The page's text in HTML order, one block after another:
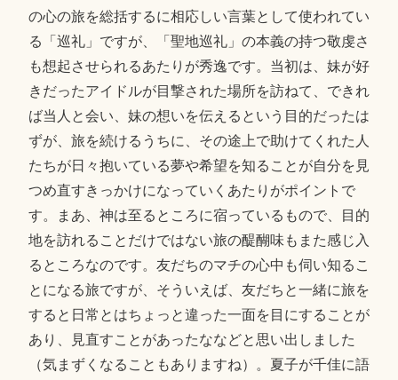
の心の旅を総括するに相応しい言葉として使われてい
る「巡礼」ですが、「聖地巡礼」の本義の持つ敬虔さ
も想起させられるあたりが秀逸です。当初は、妹が好
きだったアイドルが目撃された場所を訪ねて、できれ
ば当人と会い、妹の想いを伝えるという目的だったは
ずが、旅を続けるうちに、その途上で助けてくれた人
たちが日々抱いている夢や希望を知ることが自分を見
つめ直すきっかけになっていくあたりがポイントで
す。まあ、神は至るところに宿っているもので、目的
地を訪れることだけではない旅の醍醐味もまた感じ入
るところなのです。友だちのマチの心中も伺い知るこ
とになる旅ですが、そういえば、友だちと一緒に旅を
すると日常とはちょっと違った一面を目にすることが
あり、見直すことがあったななどと思い出しました
（気まずくなることもありますね）。夏子が千佳に語